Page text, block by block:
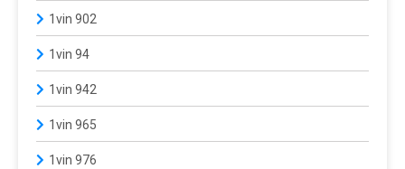
1vin 902
1vin 94
1vin 942
1vin 965
1vin 976